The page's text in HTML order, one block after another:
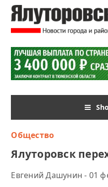
Общество
Ялуторовск
Евгений Дашунин - 01